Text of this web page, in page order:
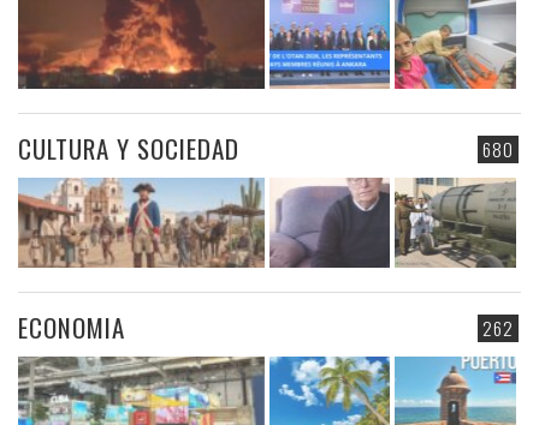
680
CULTURA Y SOCIEDAD
262
ECONOMIA